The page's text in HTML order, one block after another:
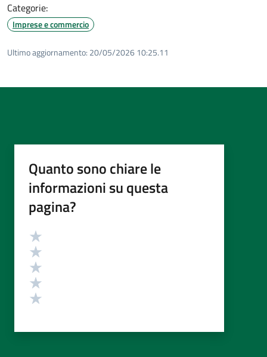
Categorie:
Imprese e commercio
Ultimo aggiornamento: 20/05/2026 10:25.11
Quanto sono chiare le
informazioni su questa
pagina?
Valutazione